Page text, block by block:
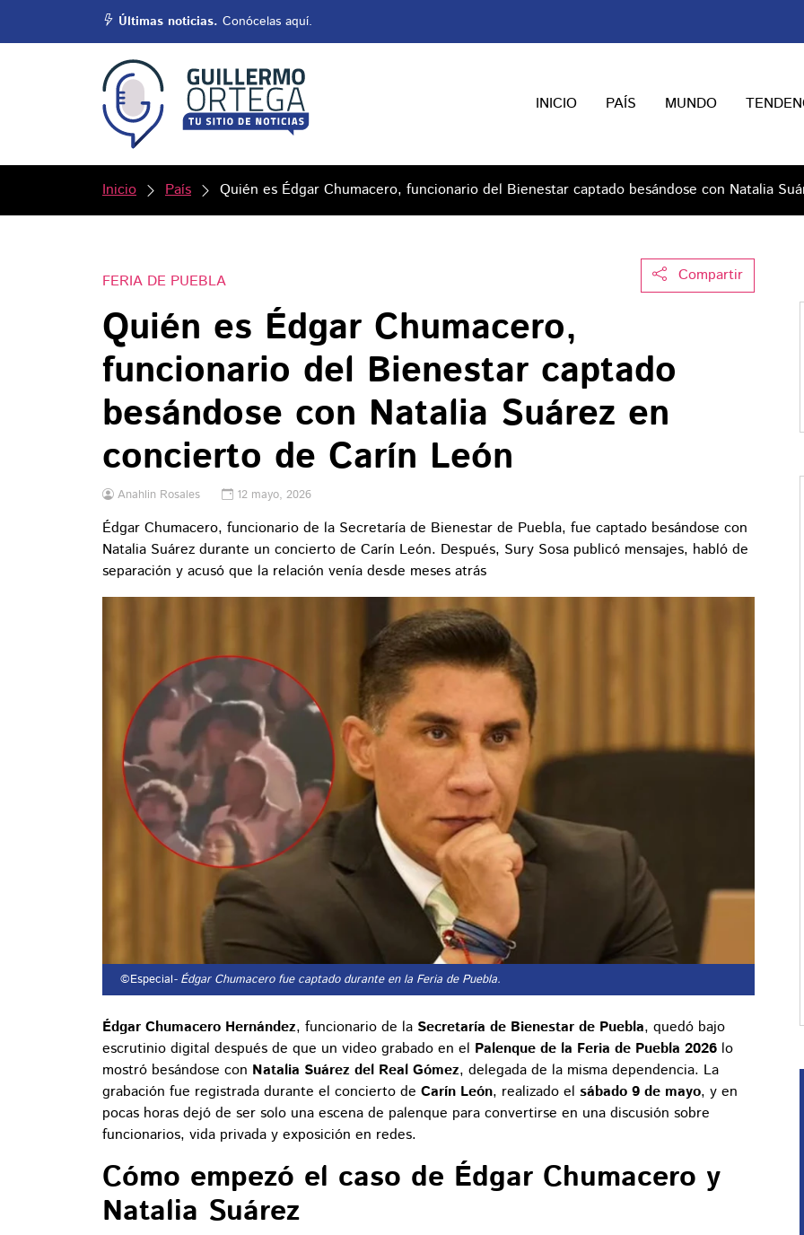
Últimas noticias. Conócelas aquí.
INICIO PAÍS MUNDO
Inicio País Quién es Édgar Chumacero, funcionario del Bienestar captado besándose con Natalia
Compartir
FERIA DE PUEBLA
Quién es Édgar Chumacero,
funcionario del Bienestar captado
besándose con Natalia Suárez en
concierto de Carín León
Anahlin Rosales 12 mayo, 2026
Édgar Chumacero, funcionario de la Secretaría de Bienestar de Puebla, fue captado besándose con
Natalia Suárez durante un concierto de Carín León. Después, Sury Sosa publicó mensajes, habló de
separación y acusó que la relación venía desde meses atrás
©Especial- Édgar Chumacero fue captado durante en la Feria de Puebla.
Édgar Chumacero Hernández, funcionario de la Secretaría de Bienestar de Puebla, quedó bajo
escrutinio digital después de que un video grabado en el Palenque de la Feria de Puebla 2026 lo
mostró besándose con Natalia Suárez del Real Gómez, delegada de la misma dependencia. La
grabación fue registrada durante el concierto de Carín León, realizado el sábado 9 de mayo, y en
pocas horas dejó de ser solo una escena de palenque para convertirse en una discusión sobre
funcionarios, vida privada y exposición en redes.
Cómo empezó el caso de Édgar Chumacero y
Natalia Suárez